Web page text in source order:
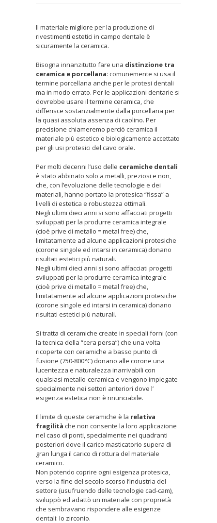
Il materiale migliore per la produzione di
rivestimenti estetici in campo dentale è
sicuramente la ceramica.
Bisogna innanzitutto fare una distinzione tra
ceramica e porcellana: comunemente si usa il
termine porcellana anche per le protesi dentali
ma in modo errato. Per le applicazioni dentarie si
dovrebbe usare il termine ceramica, che
differisce sostanzialmente dalla porcellana per
la quasi assoluta assenza di caolino. Per
precisione chiameremo perciò ceramica il
materiale più estetico e biologicamente accettato
per gli usi protesici del cavo orale.
Per molti decenni l’uso delle ceramiche dentali
è stato abbinato solo a metalli, preziosi e non,
che, con l’evoluzione delle tecnologie e dei
materiali, hanno portato la protesica “fissa” a
livelli di estetica e robustezza ottimali.
Negli ultimi dieci anni si sono affacciati progetti
sviluppati per la produrre ceramica integrale
(cioè prive di metallo = metal free) che,
limitatamente ad alcune applicazioni protesiche
(corone singole ed intarsi in ceramica) donano
risultati estetici più naturali.
Negli ultimi dieci anni si sono affacciati progetti
sviluppati per la produrre ceramica integrale
(cioè prive di metallo = metal free) che,
limitatamente ad alcune applicazioni protesiche
(corone singole ed intarsi in ceramica) donano
risultati estetici più naturali.
Si tratta di ceramiche create in speciali forni (con
la tecnica della “cera persa”) che una volta
ricoperte con ceramiche a basso punto di
fusione (750-800°C) donano alle corone una
lucentezza e naturalezza inarrivabili con
qualsiasi metallo-ceramica e vengono impiegate
specialmente nei settori anteriori dove l’
esigenza estetica non è rinunciabile.
Il limite di queste ceramiche è la relativa
fragilità che non consente la loro applicazione
nel caso di ponti, specialmente nei quadranti
posteriori dove il carico masticatorio supera di
gran lunga il carico di rottura del materiale
ceramico.
Non potendo coprire ogni esigenza protesica,
verso la fine del secolo scorso l’industria del
settore (usufruendo delle tecnologie cad-cam),
sviluppò ed adattò un materiale con proprietà
che sembravano rispondere alle esigenze
dentali: lo zirconio.